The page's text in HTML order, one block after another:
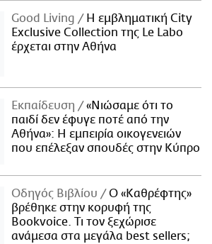
Good Living
Η εμβληματική City
Exclusive Collection της Le Labo
έρχεται στην Αθήνα
Εκπαίδευση
«Νιώσαμε ότι το
παιδί δεν έφυγε ποτέ από την
Αθήνα»: Η εμπειρία οικογενειών
που επέλεξαν σπουδές στην Κύπρο
Οδηγός Βιβλίου
Ο «Καθρέφτης»
βρέθηκε στην κορυφή της
Bookvoice. Τι τον ξεχώρισε
ανάμεσα στα μεγάλα best sellers;